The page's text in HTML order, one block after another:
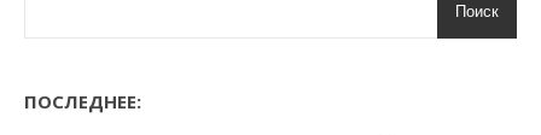
Поиск
ПОСЛЕДНЕЕ: